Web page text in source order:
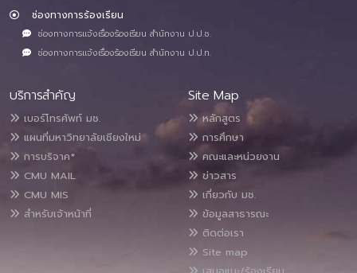
ช่องทางการร้องเรียน
ช่องทางการแจ้งเรื่องร้องเรียน สำนักงาน ป.ป.ช.
ช่องทางการแจ้งเรื่องร้องเรียน สำนักงาน ป.ป.ท.
บริการสำคัญ
เบอร์โทรศัพท์ มช.
แผนที่มหาวิทยาลัยเชียงใหม่
การบริจาค*
CMU MAIL
CMU MIS
สำหรับเจ้าหน้าที่
Site Map
หลักสูตร
การศึกษา
คณะและหน่วยงาน
ข่าวสาร
เกี่ยวกับ มช.
ข้อมูลสาธารณะ
ติดต่อเรา
Site map